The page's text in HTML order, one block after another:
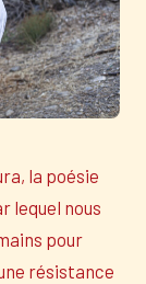
la poésie
lequel nous
pour
résistance